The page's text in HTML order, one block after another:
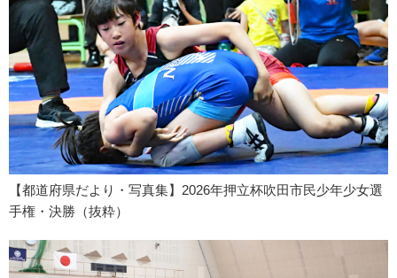
【都道府県だより・写真集】2026年押立杯吹田市民少年少女選
手権・決勝（抜粋）